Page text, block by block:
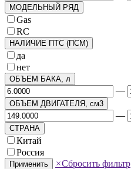
МОДЕЛЬНЫЙ РЯД
Gas
RC
НАЛИЧИЕ ПТС (ПСМ)
да
нет
ОБЪЕМ БАКА, л
—
ОБЪЕМ ДВИГАТЕЛЯ, см3
—
СТРАНА
Китай
Россия
Применить ×Сбросить фильтр